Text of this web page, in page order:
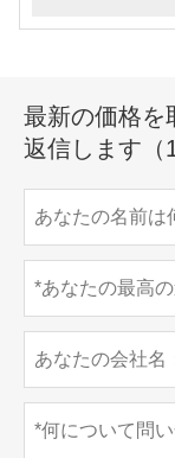
最新の価格を
返信します（